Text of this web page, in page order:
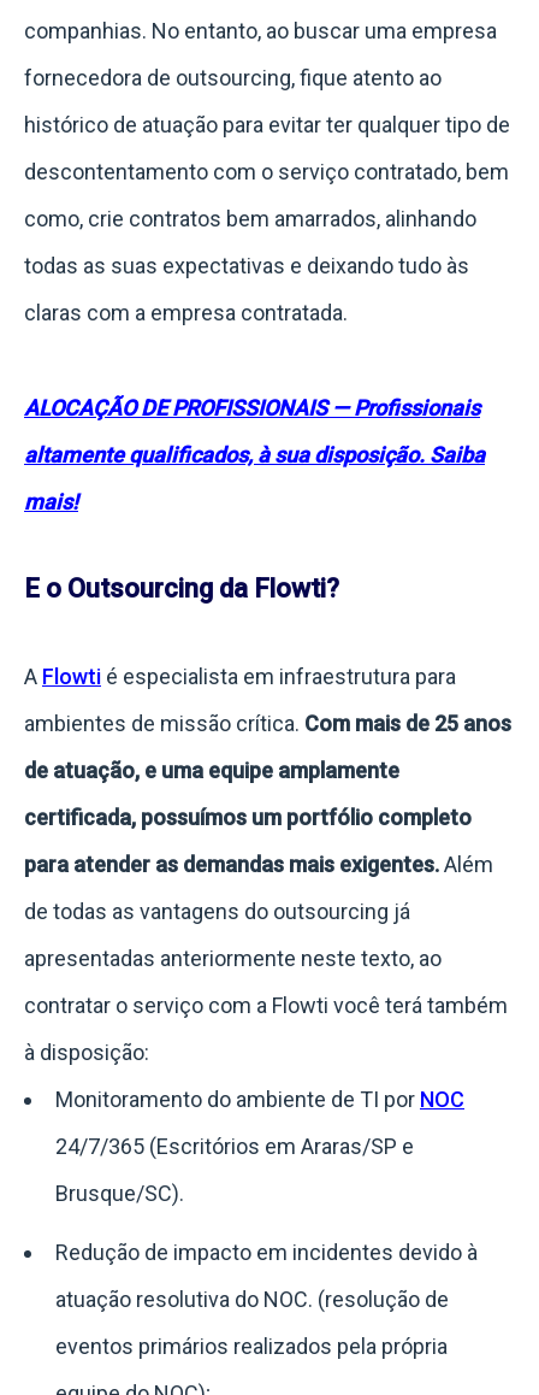
companhias. No entanto, ao buscar uma empresa
fornecedora de outsourcing, fique atento ao
histórico de atuação para evitar ter qualquer tipo de
descontentamento com o serviço contratado, bem
como, crie contratos bem amarrados, alinhando
todas as suas expectativas e deixando tudo às
claras com a empresa contratada.
ALOCAÇÃO DE PROFISSIONAIS — Profissionais
altamente qualificados, à sua disposição. Saiba
mais!
E o Outsourcing da Flowti?
A Flowti é especialista em infraestrutura para
ambientes de missão crítica. Com mais de 25 anos
de atuação, e uma equipe amplamente
certificada, possuímos um portfólio completo
para atender as demandas mais exigentes.Além
de todas as vantagens do outsourcing já
apresentadas anteriormente neste texto, ao
contratar o serviço com a Flowti você terá também
à disposição:
Monitoramento do ambiente de TI por NOC
24/7/365 (Escritórios em Araras/SP e
Brusque/SC).
Redução de impacto em incidentes devido à
atuação resolutiva do NOC. (resolução de
eventos primários realizados pela própria